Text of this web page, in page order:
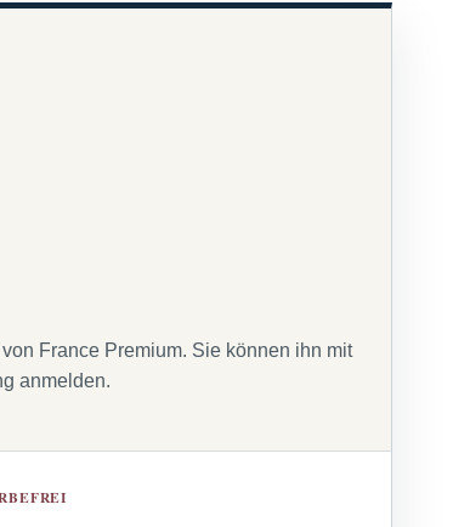
France Premium. Sie können ihn mit
anmelden.